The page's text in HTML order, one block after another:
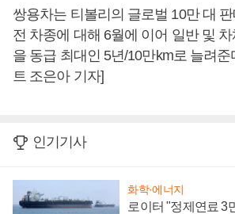
쌍용차는 티볼리의 글로벌 10만 대
전 차종에 대해 6월에 이어 일반 및
을 동급 최대인 5년/10만km로 늘려
트 조은아 기자]
인기기사
화학·에너지
로이터 "정제연료 3